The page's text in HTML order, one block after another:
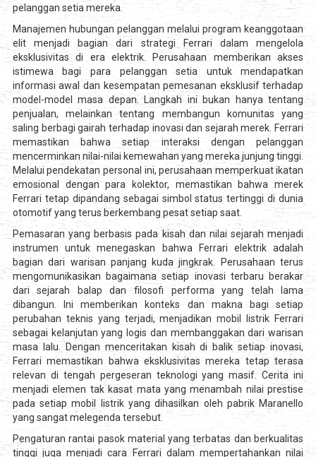
pelanggan setia mereka.
Manajemen hubungan pelanggan melalui program keanggotaan
elit menjadi bagian dari strategi Ferrari dalam mengelola
eksklusivitas di era elektrik. Perusahaan memberikan akses
istimewa bagi para pelanggan setia untuk mendapatkan
informasi awal dan kesempatan pemesanan eksklusif terhadap
model-model masa depan. Langkah ini bukan hanya tentang
penjualan, melainkan tentang membangun komunitas yang
saling berbagi gairah terhadap inovasi dan sejarah merek. Ferrari
memastikan bahwa setiap interaksi dengan pelanggan
mencerminkan nilai-nilai kemewahan yang mereka junjung tinggi.
Melalui pendekatan personal ini, perusahaan memperkuat ikatan
emosional dengan para kolektor, memastikan bahwa merek
Ferrari tetap dipandang sebagai simbol status tertinggi di dunia
otomotif yang terus berkembang pesat setiap saat.
Pemasaran yang berbasis pada kisah dan nilai sejarah menjadi
instrumen untuk menegaskan bahwa Ferrari elektrik adalah
bagian dari warisan panjang kuda jingkrak. Perusahaan terus
mengomunikasikan bagaimana setiap inovasi terbaru berakar
dari sejarah balap dan filosofi performa yang telah lama
dibangun. Ini memberikan konteks dan makna bagi setiap
perubahan teknis yang terjadi, menjadikan mobil listrik Ferrari
sebagai kelanjutan yang logis dan membanggakan dari warisan
masa lalu. Dengan menceritakan kisah di balik setiap inovasi,
Ferrari memastikan bahwa eksklusivitas mereka tetap terasa
relevan di tengah pergeseran teknologi yang masif. Cerita ini
menjadi elemen tak kasat mata yang menambah nilai prestise
pada setiap mobil listrik yang dihasilkan oleh pabrik Maranello
yang sangat melegenda tersebut.
Pengaturan rantai pasok material yang terbatas dan berkualitas
tinggi juga menjadi cara Ferrari dalam mempertahankan nilai